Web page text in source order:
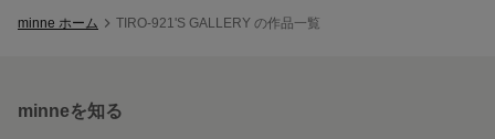
minne ホーム TIRO-921'S GALLERY の作品一覧
minneを知る